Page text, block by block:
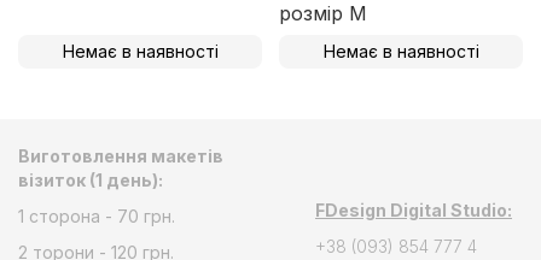
Немає в наявності
розмір М
Немає в наявності
Виготовлення макетів
візиток (1 день):
1 сторона - 70 грн.
2 торони - 120 грн.
FDesign Digital Studio:
+38 (093) 854 777 4